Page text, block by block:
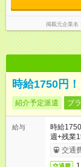
掲載元企業名
時給1750円
紹介予定派遣 ブ
給与
時給
週+残業
交通